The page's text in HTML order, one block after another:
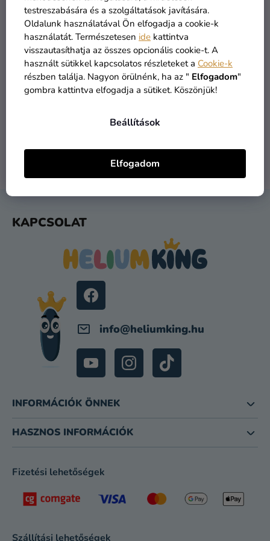
testreszabására és a szolgáltatások javítására.
Oldalunk használatával Ön elfogadja a cookie-k
használatát. Természetesen ide kattintva
visszautasíthatja az összes opcionális cookie-t. A
használt sütikkel kapcsolatos részleteket a Cookie-k
részben találja. Nagyon örülnénk, ha az " Elfogadom"
gombra kattintva elfogadja a sütiket. Köszönjük!
Beállítások
Elfogadom
Kreatív
kellékek
Témák
Személyre
szabott
Rólunk
ÁRU RAKTÁRON
INGYENES SZÁLLÍTÁS
1 NAPOS SZÁLLÍTÁS
feladást követően
VISSZAKÜLDÉS 30 NAP
ingyenes
KAPCSOLAT
info@heliumking.hu
INFORMÁCIÓK ÖNNEK
HASZNOS INFORMÁCIÓK
Fizetési lehetőségek
Szállítási lehetőségek